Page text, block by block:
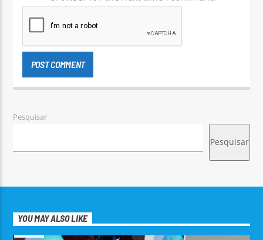
Pesquisar
Pesquisar
YOU MAY ALSO LIKE